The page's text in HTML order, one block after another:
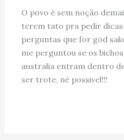
O povo é sem noção
terem tato pra pedir dicas
perguntas que for god
me perguntou se os
australia entram dentro
ser trote, né possivel!!!